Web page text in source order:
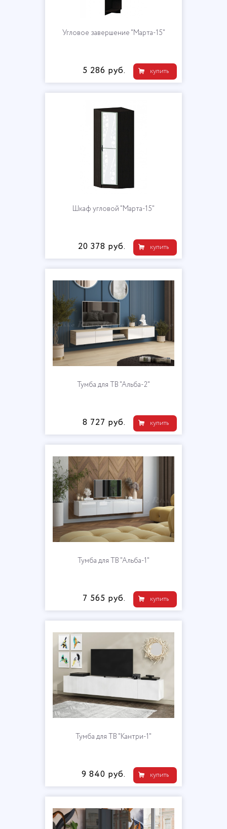
Угловое завершение "Марта-15"
купить
5 286 руб.
Шкаф угловой "Марта-15"
купить
20 378 руб.
Тумба для ТВ "Альба-2"
купить
8 727 руб.
Тумба для ТВ "Альба-1"
купить
7 565 руб.
Тумба для ТВ "Кантри-1"
купить
9 840 руб.